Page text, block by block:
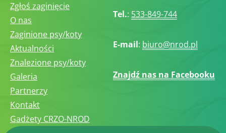
Zgłoś zaginięcie
O nas
Zaginione psy/koty
Aktualności
Znalezione psy/koty
Galeria
Partnerzy
Kontakt
Gadżety CRZO-NROD
Tel.: 533-849-744
E-mail: biuro@nrod.pl
Znajdź nas na Facebooku